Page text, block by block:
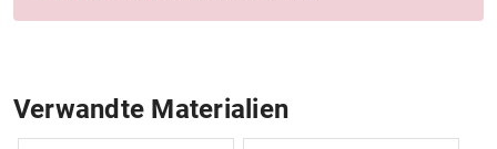
Verwandte Materialien